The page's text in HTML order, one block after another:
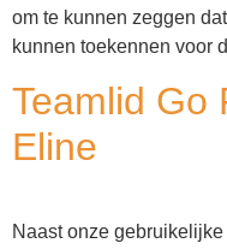
om te kunnen zeggen
kunnen toekennen voor
Teamlid Go
Eline
Naast onze